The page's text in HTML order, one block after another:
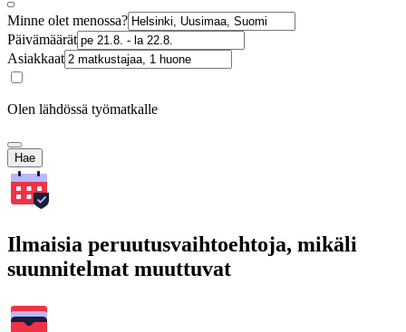
Minne olet menossa?
Päivämäärät
Asiakkaat
Olen lähdössä työmatkalle
Hae
Ilmaisia peruutusvaihtoehtoja, mikäli
suunnitelmat muuttuvat